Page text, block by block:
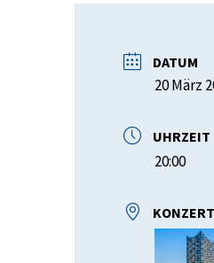
DATUM
20 März
UHRZEIT
20:00